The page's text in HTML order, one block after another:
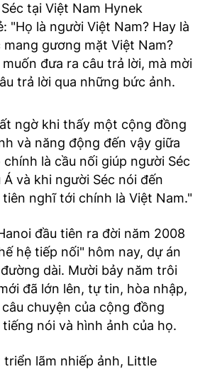
tại Việt Nam Hynek
"Họ là người Việt Nam? Hay là
gương mặt Việt Nam?
đưa ra câu trả lời, mà mời
trả lời qua những bức ảnh.
ngờ khi thấy một cộng đồng
và năng động đến vậy giữa
chính là cầu nối giúp người Séc
và khi người Séc nói đến
tiên nghĩ tới chính là Việt Nam."
đầu tiên ra đời năm 2008
hệ tiếp nối" hôm nay, dự án
dài. Mười bảy năm trôi
đã lớn lên, tự tin, hòa nhập,
chuyện của cộng đồng
nói và hình ảnh của họ.
lãm nhiếp ảnh, Little